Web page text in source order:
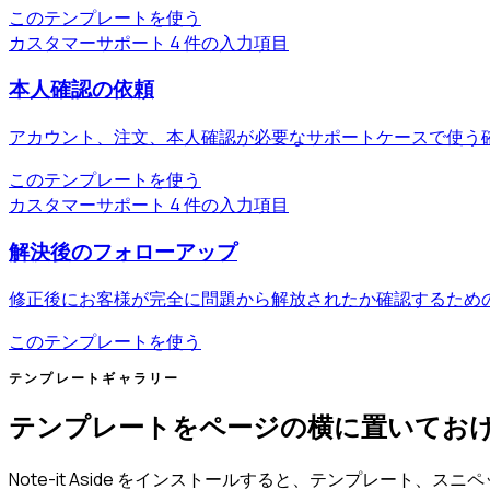
このテンプレートを使う
カスタマーサポート 4 件の入力項目
本人確認の依頼
アカウント、注文、本人確認が必要なサポートケースで使
このテンプレートを使う
カスタマーサポート 4 件の入力項目
解決後のフォローアップ
修正後にお客様が完全に問題から解放されたか確認するた
このテンプレートを使う
テンプレートギャラリー
テンプレートをページの横に置いてお
Note-it Aside をインストールすると、テンプレート、スニ